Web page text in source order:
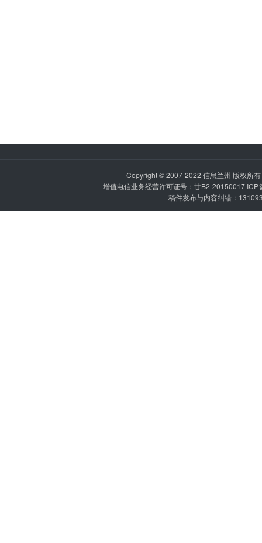
Copyright © 2007-2022 信息兰州 版权所
增值电信业务经营许可证号：甘B2-20150017 ICP
稿件发布与内容纠错：